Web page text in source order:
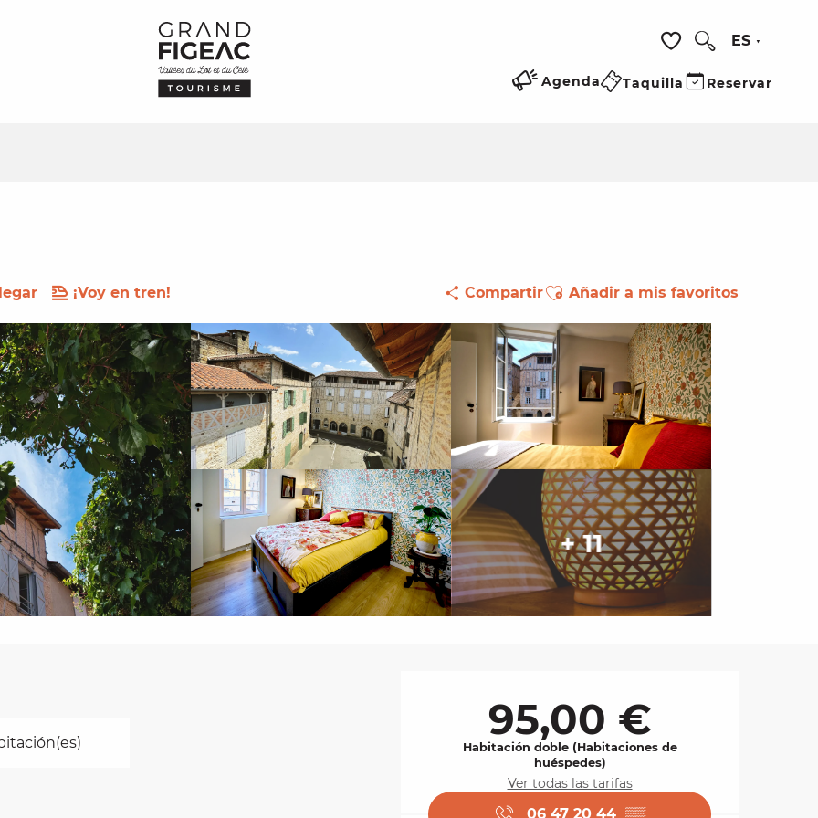
Voir les favoris
ES
Agenda Taquilla Reservar
¡Voy en tren! CompartirAjouter aux favoris
Añadir a mis favoritos
+ 11
Horarios y datos de
95,00 €
Habitación doble (Habitaciones de
huéspedes)
Ver todas las tarifas
06 47 20 44 ▒▒